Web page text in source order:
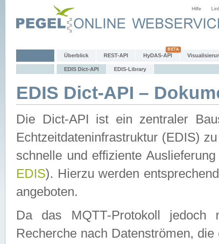
Hilfe
Überblick REST-API HyDAS-API
EDIS Dict-API EDIS-Library
EDIS Dict-API –
Die Dict-API ist ein zentraler
Echtzeitdateninfrastruktur (EDIS)
schnelle und effiziente
EDIS). Hierzu werden
angeboten.
Da das MQTT-Protokoll jedoch
Recherche nach Datenströmen,